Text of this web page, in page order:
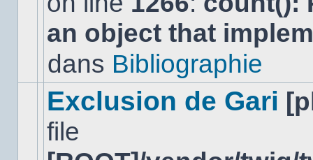
nouveau
message
non-
dans
an object that
dans Bibliographie
Exclusion de Gari
file